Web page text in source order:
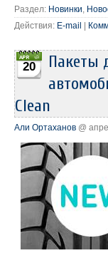
Раздел: Новинки
Действия: E-mail |
20
Пакеты
Clean
Али Ортаханов @